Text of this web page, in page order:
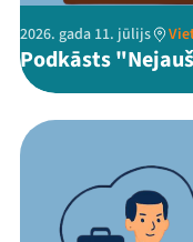
2026. gada 11. jūlijs
Podkāsts